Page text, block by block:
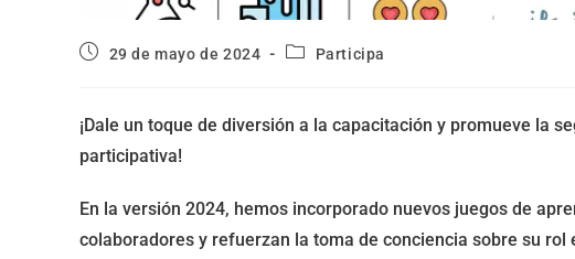
29 de mayo de 2024 Participa
¡Dale un toque de diversión a la capacitación y promueve la
participativa!
En la versión 2024, hemos incorporado nuevos juegos de
colaboradores y refuerzan la toma de conciencia sobre su